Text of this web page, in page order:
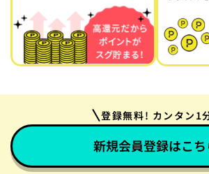
登録無料! カンタン1
新規会員登録はこち